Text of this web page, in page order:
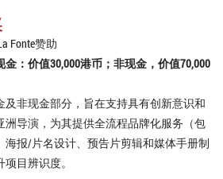
Fonte赞助
：价值30,000港币；非现金，价值70,000
及非现金部分，旨在支持具有创新意识和
洲导演，为其提供全流程品牌化服务（包
海报/片名设计、预告片剪辑和媒体手册制
目辨识度。